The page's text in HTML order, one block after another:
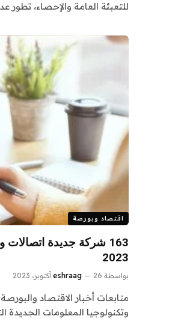
للتعبئة العامة والإحصاء،
اقتصاد وبورصة
163 شركة جديدة
2023
بواسطة eshraag 26 أكتوبر، 2023
متابعات أخبار الاقتصاد
وتكنولوجيا المعلومات الجديدة التي تم